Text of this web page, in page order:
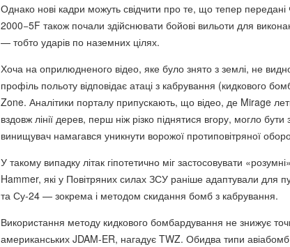
Однако нові кадри можуть свідчити про те, що тепер
2000−5F також почали здійснювати бойові вильоти для
— тобто ударів по наземних цілях.
Хоча на оприлюдненого відео, яке було знято з землі, не
профіль польоту відповідає атаці з кабрування (кидкового
Zone. Аналітики порталу припускають, що відео, де Mirage
вздовж лінії дерев, перш ніж різко піднятися вгору, могло бути
винищувач намагався уникнути ворожої протиповітряної
У такому випадку літак гіпотетично міг застосовувати
Hammer, які у Повітряних силах ЗСУ раніше адаптували для
та Су-24 — зокрема і методом скидання бомб з кабрування.
Використання методу кидкового бомбардування не знижує
американських JDAM-ER, нагадує TWZ. Обидва типи